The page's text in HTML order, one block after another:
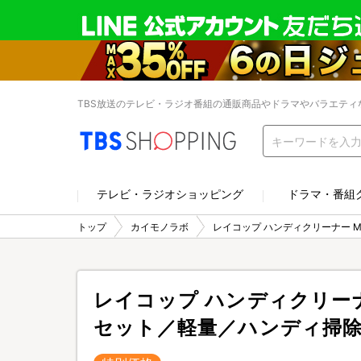
TBS放送のテレビ・ラジオ番組の通販商品やドラマやバラエテ
テレビ・ラジオショッピング ドラマ・番組
トップ カイモノラボ レイコップ ハンディクリーナー
レイコップ ハンディクリ
セット／軽量／ハンディ掃